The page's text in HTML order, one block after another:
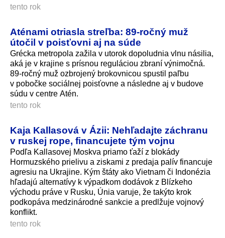
tento rok
Aténami otriasla streľba: 89-ročný muž
útočil v poisťovni aj na súde
Grécka metropola zažila v utorok dopoludnia vlnu násilia,
aká je v krajine s prísnou reguláciou zbraní výnimočná.
89-ročný muž ozbrojený brokovnicou spustil paľbu
v pobočke sociálnej poisťovne a následne aj v budove
súdu v centre Atén.
tento rok
Kaja Kallasová v Ázii: Nehľadajte záchranu
v ruskej rope, financujete tým vojnu
Podľa Kallasovej Moskva priamo ťaží z blokády
Hormuzského prielivu a ziskami z predaja palív financuje
agresiu na Ukrajine. Kým štáty ako Vietnam či Indonézia
hľadajú alternatívy k výpadkom dodávok z Blízkeho
východu práve v Rusku, Únia varuje, že takýto krok
podkopáva medzinárodné sankcie a predlžuje vojnový
konflikt.
tento rok